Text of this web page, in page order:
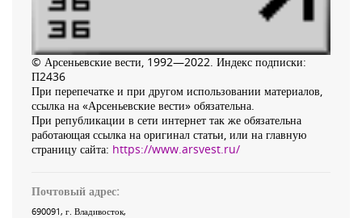
© Арсеньевские вести, 1992—2022. Индекс подписки:
П2436
При перепечатке и при другом использовании материалов,
ссылка на «Арсеньевские вести» обязательна.
При републикации в сети интернет так же обязательна
работающая ссылка на оригинал статьи, или на главную
страницу сайта: https://www.arsvest.ru/
Почтовый адрес:
690091, г. Владивосток,